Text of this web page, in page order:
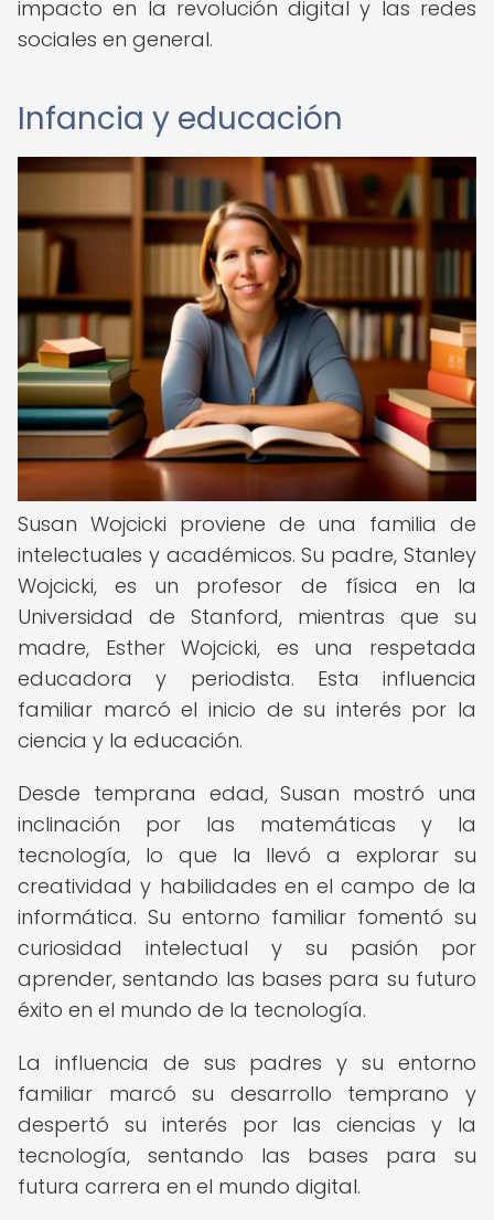
impacto en la revolución digital y las redes
sociales en general.
Infancia y educación
Susan Wojcicki proviene de una familia de
intelectuales y académicos. Su padre, Stanley
Wojcicki, es un profesor de física en la
Universidad de Stanford, mientras que su
madre, Esther Wojcicki, es una respetada
educadora y periodista. Esta influencia
familiar marcó el inicio de su interés por la
ciencia y la educación.
Desde temprana edad, Susan mostró una
inclinación por las matemáticas y la
tecnología, lo que la llevó a explorar su
creatividad y habilidades en el campo de la
informática. Su entorno familiar fomentó su
curiosidad intelectual y su pasión por
aprender, sentando las bases para su futuro
éxito en el mundo de la tecnología.
La influencia de sus padres y su entorno
familiar marcó su desarrollo temprano y
despertó su interés por las ciencias y la
tecnología, sentando las bases para su
futura carrera en el mundo digital.